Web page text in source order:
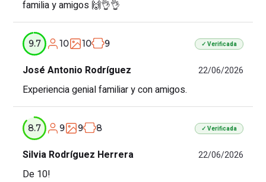
familia y amigos 🙌👌👌
9.7 10 10 9 ✓ Verificada
José Antonio Rodríguez 22/06/2026
Experiencia genial familiar y con amigos.
8.7 9 9 8 ✓ Verificada
Silvia Rodríguez Herrera 22/06/2026
De 10!